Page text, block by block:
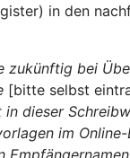
in den
zukünftig bei
[bitte selbst
in dieser
im